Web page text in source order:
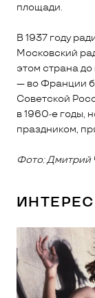
площади.
В 1937 году
Московский
этом страна
— во Франции
Советской
в 1960-е годы,
праздником,
Фото: Дмитрий